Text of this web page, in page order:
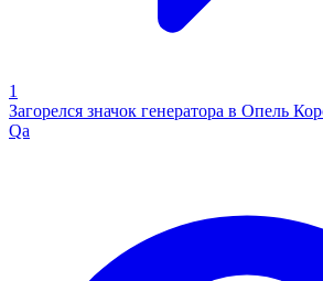
1
Загорелся значок генератора в Опель
Qa